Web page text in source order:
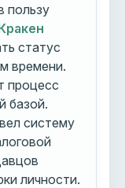
пользу
статус
времени.
процесс
базой.
систему
личности.